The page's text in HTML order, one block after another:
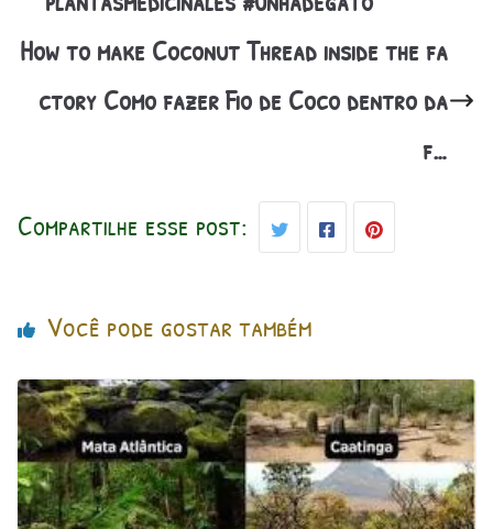
How to make Coconut Thread inside the fa
ctory Como fazer Fio de Coco dentro da
f…
Compartilhe esse post:
Você pode gostar também